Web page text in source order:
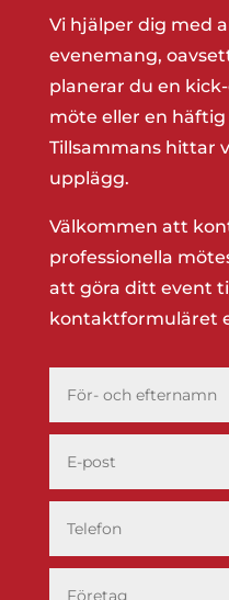
Vi hjälper dig med
evenemang,
planerar du en
möte eller en
Tillsammans hittar
upplägg.
Välkommen att
professionella
att göra ditt event
kontaktformuläret